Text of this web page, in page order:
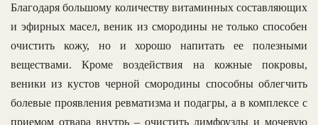
Благодаря большому количеству витаминных составляющих
и эфирных масел, веник из смородины не только способен
очистить кожу, но и хорошо напитать ее полезными
веществами. Кроме воздействия на кожные покровы,
веники из кустов черной смородины способны облегчить
болевые проявления ревматизма и подагры, а в комплексе с
приемом отвара внутрь – очистить лимфоузлы и мочевую